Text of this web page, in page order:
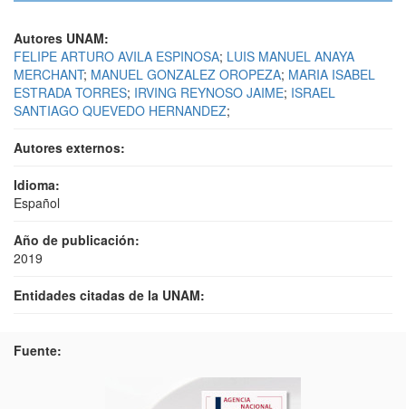
Autores UNAM:
FELIPE ARTURO AVILA ESPINOSA; LUIS MANUEL ANAYA
MERCHANT; MANUEL GONZALEZ OROPEZA; MARIA ISABEL
ESTRADA TORRES; IRVING REYNOSO JAIME; ISRAEL
SANTIAGO QUEVEDO HERNANDEZ;
Autores externos:
Idioma:
Español
Año de publicación:
2019
Entidades citadas de la UNAM:
Fuente: